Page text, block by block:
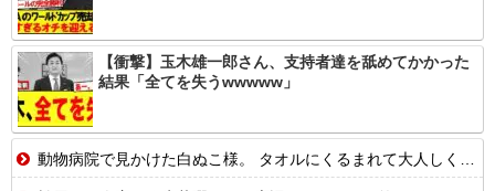
【衝撃】玉木雄一郎さん、支持者達を舐めてかかった
結果「全てを失うwwwww」
動物病院で見かけた白ぬこ様。 タオルにくるまれて大人しく抱っこされてたんだが 話を聞いてビックリ【再】